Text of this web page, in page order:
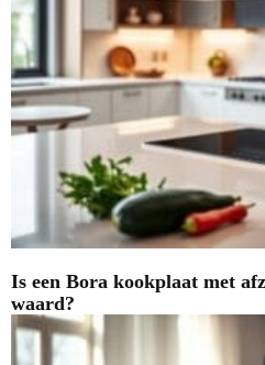
Is een Bora kookplaat met
waard?